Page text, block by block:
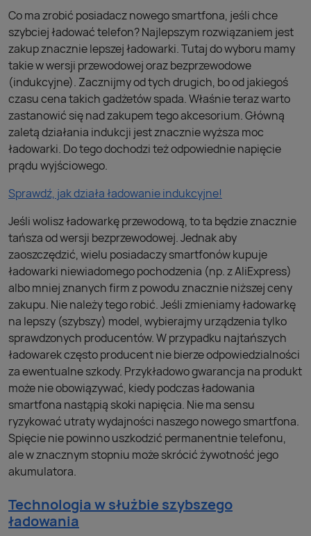
Co ma zrobić posiadacz nowego smartfona, jeśli chce
szybciej ładować telefon? Najlepszym rozwiązaniem jest
zakup znacznie lepszej ładowarki. Tutaj do wyboru mamy
takie w wersji przewodowej oraz bezprzewodowe
(indukcyjne). Zacznijmy od tych drugich, bo od jakiegoś
czasu cena takich gadżetów spada. Właśnie teraz warto
zastanowić się nad zakupem tego akcesorium. Główną
zaletą działania indukcji jest znacznie wyższa moc
ładowarki. Do tego dochodzi też odpowiednie napięcie
prądu wyjściowego.
Sprawdź, jak działa ładowanie indukcyjne!
Jeśli wolisz ładowarkę przewodową, to ta będzie znacznie
tańsza od wersji bezprzewodowej. Jednak aby
zaoszczędzić, wielu posiadaczy smartfonów kupuje
ładowarki niewiadomego pochodzenia (np. z AliExpress)
albo mniej znanych firm z powodu znacznie niższej ceny
zakupu. Nie należy tego robić. Jeśli zmieniamy ładowarkę
na lepszy (szybszy) model, wybierajmy urządzenia tylko
sprawdzonych producentów. W przypadku najtańszych
ładowarek często producent nie bierze odpowiedzialności
za ewentualne szkody. Przykładowo gwarancja na produkt
może nie obowiązywać, kiedy podczas ładowania
smartfona nastąpią skoki napięcia. Nie ma sensu
ryzykować utraty wydajności naszego nowego smartfona.
Spięcie nie powinno uszkodzić permanentnie telefonu,
ale w znacznym stopniu może skrócić żywotność jego
akumulatora.
Technologia w służbie szybszego
ładowania